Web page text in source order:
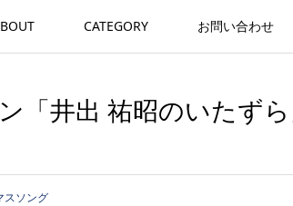
CATEGORY お問い合わせ
「井出 祐昭のいたず
スソング